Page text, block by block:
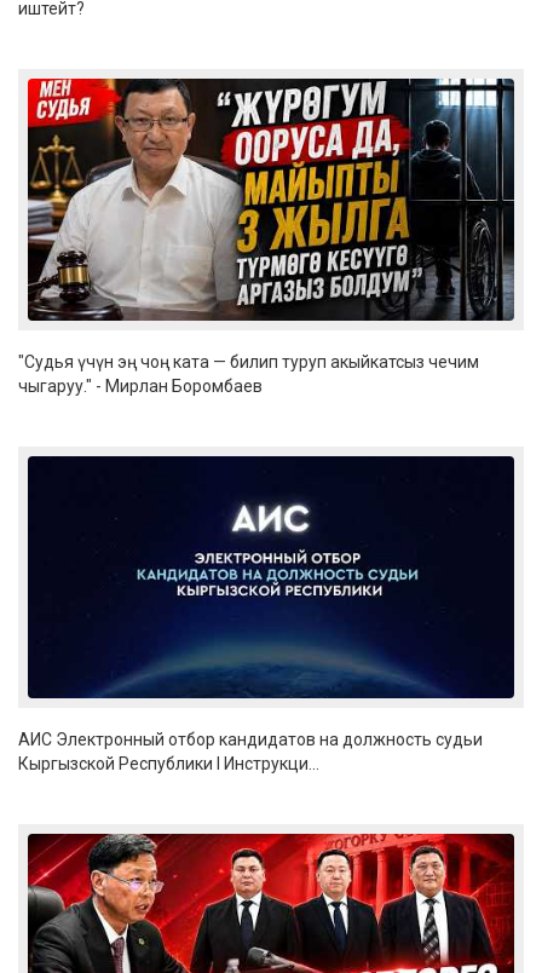
иштейт?
"Судья үчүн эң чоң ката — билип туруп акыйкатсыз чечим
чыгаруу." - Мирлан Боромбаев
АИС Электронный отбор кандидатов на должность судьи
Кыргызской Республики I Инструкци...